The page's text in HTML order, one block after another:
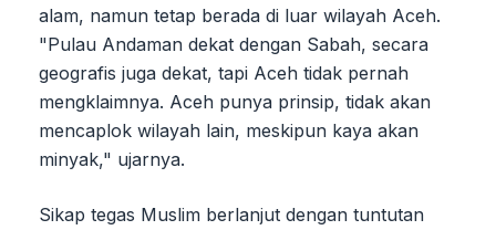
alam, namun tetap berada di luar wilayah Aceh.
"Pulau Andaman dekat dengan Sabah, secara
geografis juga dekat, tapi Aceh tidak pernah
mengklaimnya. Aceh punya prinsip, tidak akan
mencaplok wilayah lain, meskipun kaya akan
minyak," ujarnya.
Sikap tegas Muslim berlanjut dengan tuntutan